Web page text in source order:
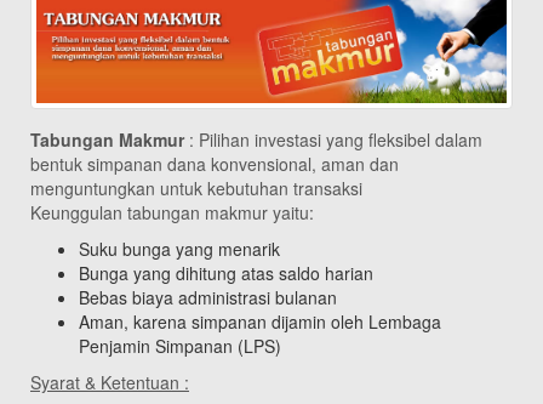
Tabungan Makmur: Pilihan investasi yang fleksibel dalam
bentuk simpanan dana konvensional, aman dan
menguntungkan untuk kebutuhan transaksi
Keunggulan tabungan makmur yaitu:
Suku bunga yang menarik
Bunga yang dihitung atas saldo harian
Bebas biaya administrasi bulanan
Aman, karena simpanan dijamin oleh Lembaga
Penjamin Simpanan (LPS)
Syarat & Ketentuan :